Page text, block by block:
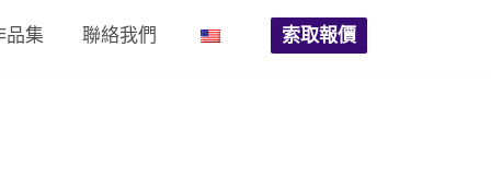
品集 聯絡我們 索取報價